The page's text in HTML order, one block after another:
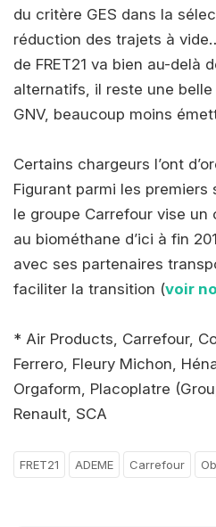
du critère GES dans la
réduction des trajets à
de FRET21 va bien au-delà
alternatifs, il reste une
GNV, beaucoup moins
Certains chargeurs l’ont
Figurant parmi les
le groupe Carrefour vise
au biométhane d’ici à fin
avec ses partenaires
faciliter la transition (voir
* Air Products, Carrefour,
Ferrero, Fleury Michon,
Orgaform, Placoplatre
Renault, SCA
FRET21 ADEME Carrefour